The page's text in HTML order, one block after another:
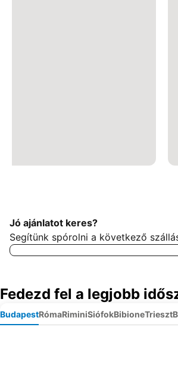
Jó ajánlatot keres?
Segítünk spórolni a következő
Fedezd fel a legjobb
BudapestRómaRiminiSiófokBibioneTrieszt